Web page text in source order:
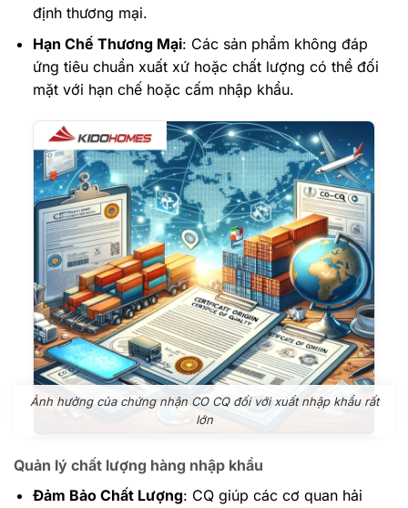
định thương mại.
Hạn Chế Thương Mại: Các sản phẩm không đáp
ứng tiêu chuẩn xuất xứ hoặc chất lượng có thể đối
mặt với hạn chế hoặc cấm nhập khẩu.
Ảnh hưởng của chứng nhận CO CQ đối với xuất nhập khẩu rất
lớn
Quản lý chất lượng hàng nhập khẩu
Đảm Bảo Chất Lượng: CQ giúp các cơ quan hải